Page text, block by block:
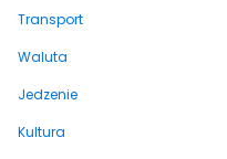
Transport
Waluta
Jedzenie
Kultura